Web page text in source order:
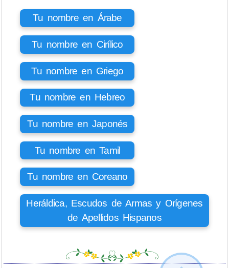
Tu nombre en Árabe
Tu nombre en Cirílico
Tu nombre en Griego
Tu nombre en Hebreo
Tu nombre en Japonés
Tu nombre en Tamil
Tu nombre en Coreano
Heráldica, Escudos de Armas y Orígenes
de Apellidos Hispanos